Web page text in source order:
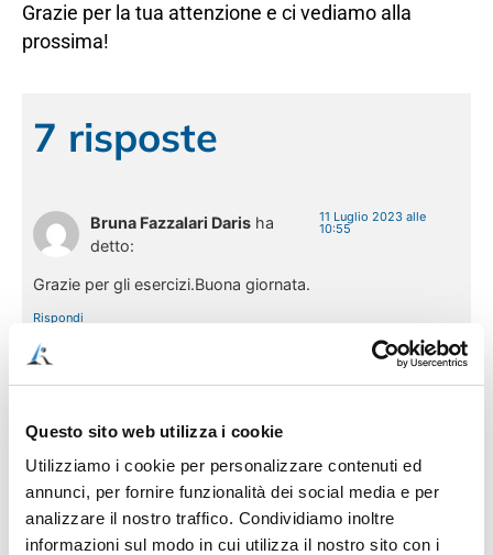
Questo sito web utilizza i cookie
Utilizziamo i cookie per personalizzare contenuti ed
annunci, per fornire funzionalità dei social media e per
analizzare il nostro traffico. Condividiamo inoltre
informazioni sul modo in cui utilizza il nostro sito con i
Grazie per la tua attenzione e ci vediamo alla
prossima!
7 risposte
Bruna Fazzalari Daris ha
detto:
11 Luglio 2023 alle
10:55
Grazie per gli esercizi.Buona giornata.
Rispondi
Sei bravissimo e mto pratico ti seguo in tutto..
Rispondi